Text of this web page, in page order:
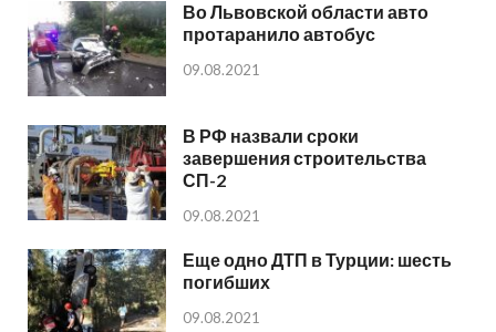
Во Львовской области авто
протаранило автобус
09.08.2021
В РФ назвали сроки
завершения строительства
СП-2
09.08.2021
Еще одно ДТП в Турции: шесть
погибших
09.08.2021